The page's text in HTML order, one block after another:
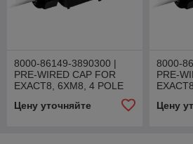
8000-86149-3890300 |
PRE-WIRED CAP FOR
EXACT8, 6XM8, 4 POLE
Цену уточняйте
8000-
PRE-
Цену